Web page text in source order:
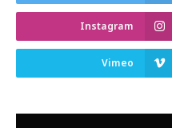
Instagram
Vimeo